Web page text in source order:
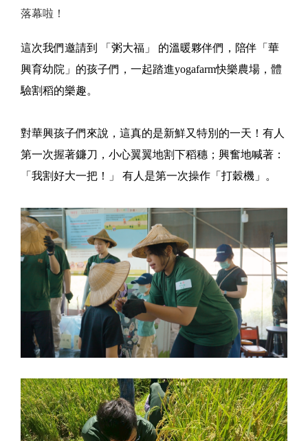
落幕啦！
這次我們邀請到 「粥大福」 的溫暖夥伴們，陪伴「華
興育幼院」的孩子們，一起踏進yogafarm快樂農場，體
驗割稻的樂趣。
對華興孩子們來說，這真的是新鮮又特別的一天！有人
第一次握著鐮刀，小心翼翼地割下稻穗；興奮地喊著：
「我割好大一把！」 有人是第一次操作「打穀機」。